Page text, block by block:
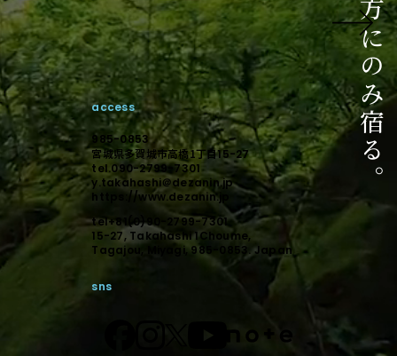
未来に向けて顕在化しましょう。
デザインで顕在化する。
access
985-0853
宮城県多賀城市高橋1丁目15-27
tel.090-2799-7301
y.takahashi＠dezanin.jp
https://www.dezanin.jp
tel+81(0)90-2799-7301
15-27, Takahashi 1Choume,
Tagajou, Miyagi, 985-0853. Japan
sns